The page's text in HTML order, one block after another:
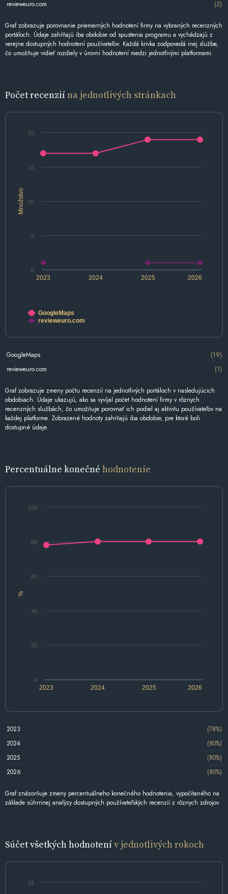
revieweuro.com (2)
Graf zobrazuje porovnanie priemerných hodnotení firmy na vybraných recenzných
portáloch. Údaje zahŕňajú iba obdobie od spustenia programu a vychádzajú z
verejne dostupných hodnotení používateľov. Každá krivka zodpovedá inej službe,
čo umožňuje vidieť rozdiely v úrovni hodnotení medzi jednotlivými platformami.
Počet recenziína jednotlivých stránkach
Množstvo
2024 2026
2023 2025
0
5
10
15
20
GoogleMaps
revieweuro.com
GoogleMaps
(19)
revieweuro.com
(1)
Graf zobrazuje zmeny počtu recenzií na jednotlivých portáloch v nasledujúcich
obdobiach. Údaje ukazujú, ako sa vyvíjal počet hodnotení firmy v rôznych
recenzných službách, čo umožňuje porovnať ich podiel aj aktivitu používateľov na
každej platforme. Zobrazené hodnoty zahŕňajú iba obdobie, pre ktoré boli
dostupné údaje.
Percentuálne konečné hodnotenie
%
2024 2026
2023 2025
0
20
40
60
80
100
2023
(78%)
2024
(80%)
2025
(80%)
2026
(80%)
Graf znázorňuje zmeny percentuálneho konečného hodnotenia, vypočítaného na
základe súhrnnej analýzy dostupných používateľských recenzií z rôznych zdrojov.
Súčet všetkých hodnotenív jednotlivých rokoch
21